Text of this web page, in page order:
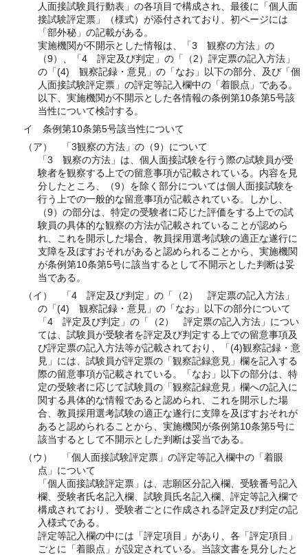
人面接試験員行動表」の各項目で構成され、最後に「個人面
接試験評定票」（様式）が添付されており、初ページには
「部外秘」の記載がある。
実施機関が不開示とした情報は、「3 観察の方法」の
（9）、「4 評定及び判定」の「（2）評定票の記入方法」
の「(4) 観察記録・意見」の「なお」以下の部分、及び「個
人面接試験評定票」の評定等記入欄中の「着眼点」である。
以下、実施機関が不開示とした各情報の条例第10条第5号該
当性について検討する。
イ 条例第10条第5号該当性について
（ア） 「3観察の方法」の（9）について
「3 観察の方法」は、個人面接試験を行う際の試験員が受
験者を観察する上での留意事項が記載されている。内容を見
分したところ、（9）を除く部分については個人面接試験を
行う上での一般的な留意事項が記載されている。しかし、
（9）の部分は、特定の受験者に応じた評価をする上での試
験員の具体的な観察の方法が記載されていることが認めら
れ、これを開示した場合、教員採用選考試験の適正な遂行に
支障を及ぼすおそれがあると認められることから、実施機関
が条例第10条第5号に該当するとして不開示とした判断は妥
当である。
（イ） 「4 評定及び判定」の「（2） 評定票の記入方法」
の「(4) 観察記録・意見」の「なお」以下の部分について
「4 評定及び判定」の「（2） 評定票の記入方法」につい
ては、試験員が受験者を評定及び判定する上での留意事項及
び評定票の記入方法等が記載されており、「(4)観察記録・意
見」には、試験員が評定票の「観察記録意見」欄を記入する
際の留意事項が記載されている。「なお」以下の部分は、特
定の受験者に応じて試験員の「観察記録意見」欄への記入に
関する具体的な情報であると認められ、これを開示した場
合、教員採用選考試験の適正な遂行に支障を及ぼすおそれが
あると認められることから、実施機関が条例第10条第5号に
該当するとして不開示とした判断は妥当である。
（ウ） 「個人面接試験評定票」の評定等記入欄中の「着眼
点」について
「個人面接試験評定票」は、志願区分記入欄、受験番号記入
欄、受験者氏名記入欄、試験員氏名記入欄、評定等記入欄で
構成されており、受験者ごとに作成される評定及び判定の記
入様式である。
評定等記入欄の中には「評定項目」があり、各「評定項目」
ごとに「着眼点」が設定されている。当該文書を見分したと